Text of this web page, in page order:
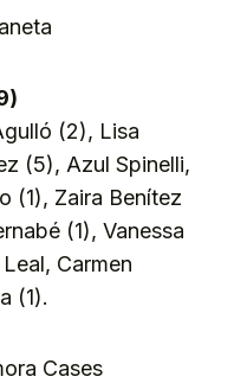
(2), Lisa
(5), Azul Spinelli,
(1), Zaira Benítez
(1), Vanessa
Carmen
(1).
Cases